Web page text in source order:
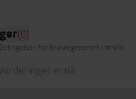
(0)
for brukergenerert innhold
ennå